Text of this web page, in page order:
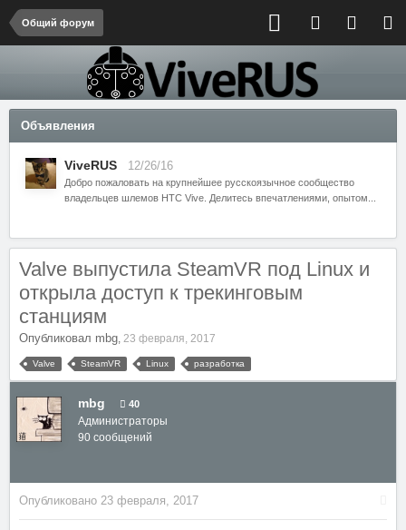
Общий форум
Объявления
ViveRUS 12/26/16
Добро пожаловать на крупнейшее русскоязычное сообщество
владельцев шлемов HTC Vive. Делитесь впечатлениями, опытом...
Valve выпустила SteamVR под Linux и
открыла доступ к трекинговым
станциям
Опубликовал mbg, 23 февраля, 2017
Valve SteamVR Linux разработка
mbg 40
Администраторы
90 сообщений
Опубликовано 23 февраля, 2017